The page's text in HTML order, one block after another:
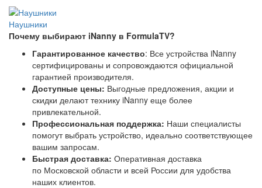
Наушники
Почему выбирают iNanny в FormulaTV?
Гарантированное качество: Все устройства iNanny
сертифицированы и сопровождаются официальной
гарантией производителя.
Доступные цены: Выгодные предложения, акции и
скидки делают технику iNanny еще более
привлекательной.
Профессиональная поддержка: Наши специалисты
помогут выбрать устройство, идеально соответствующее
вашим запросам.
Быстрая доставка: Оперативная доставка
по Московской области и всей России для удобства
наших клиентов.